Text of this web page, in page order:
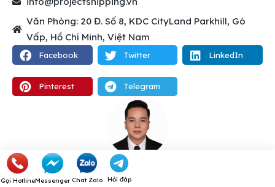
Văn Phòng: 20 Đ. Số 8, KDC CityLand Parkhill, Gò
Vấp, Hồ Chí Minh, Việt Nam
Facebook Twitter LinkedIn
Pinterest Telegram
VŨ ANH TUẤN
Hội Viên OPCA (Overseas Project Cargo
Gọi HotlineMessenger Chat Zalo Hỏi đáp